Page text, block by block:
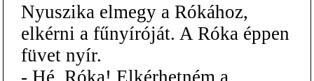
Nyuszika elmegy a Rókához,
elkérni a fűnyíróját. A Róka éppen
füvet nyír.
- Hé, Róka! Elkérhetném a